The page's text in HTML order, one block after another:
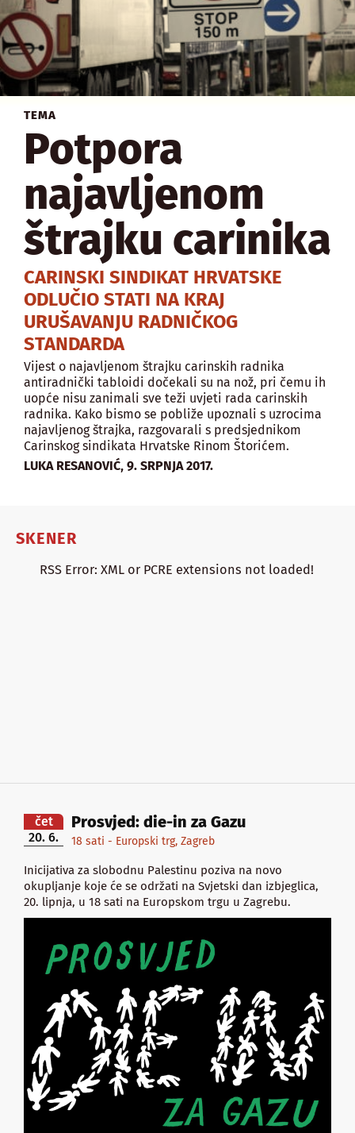
TEMA
Potpora
najavljenom
štrajku carinika
CARINSKI SINDIKAT HRVATSKE
ODLUČIO STATI NA KRAJ
URUŠAVANJU RADNIČKOG
STANDARDA
Vijest o najavljenom štrajku carinskih radnika
antiradnički tabloidi dočekali su na nož, pri čemu ih
uopće nisu zanimali sve teži uvjeti rada carinskih
radnika. Kako bismo se pobliže upoznali s uzrocima
najavljenog štrajka, razgovarali s predsjednikom
Carinskog sindikata Hrvatske Rinom Štorićem.
LUKA RESANOVIĆ, 9. SRPNJA 2017.
SKENER
RSS Error: XML or PCRE extensions not loaded!
čet
20. 6.
Prosvjed: die-in za Gazu
18 sati - Europski trg, Zagreb
Inicijativa za slobodnu Palestinu poziva na novo
okupljanje koje će se održati na Svjetski dan izbjeglica,
20. lipnja, u 18 sati na Europskom trgu u Zagrebu.